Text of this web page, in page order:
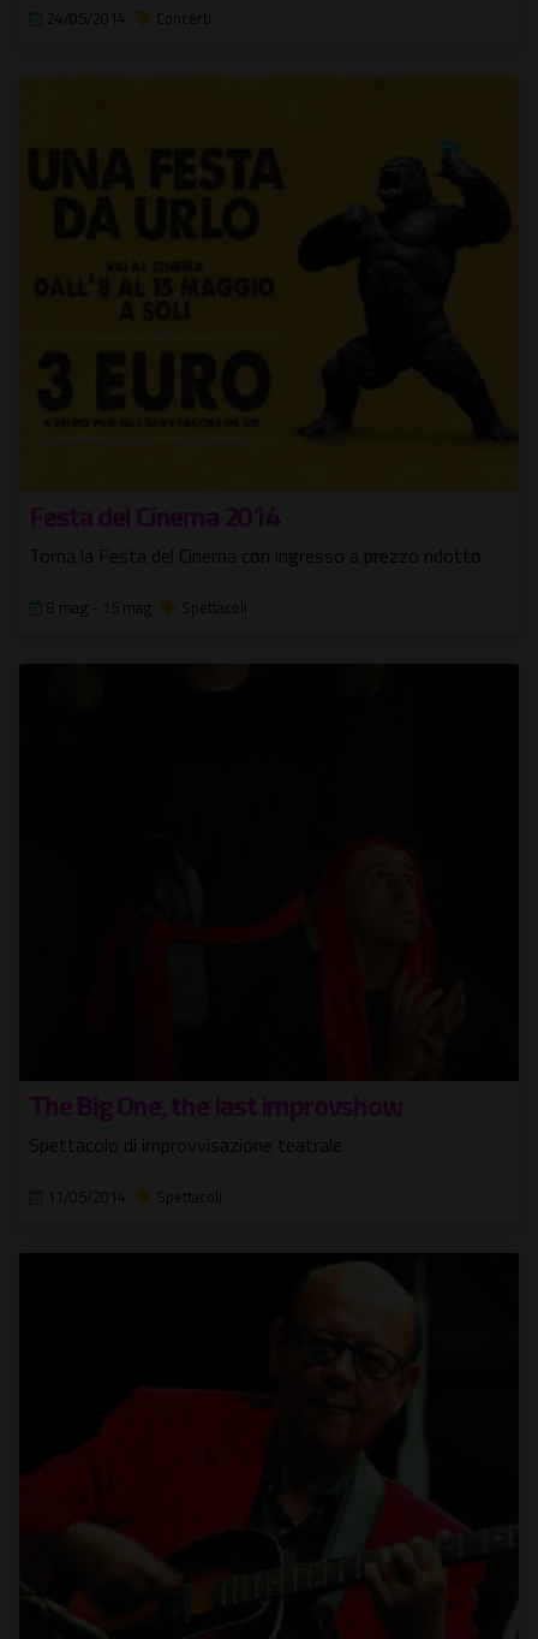
24/05/2014 Concerti
Festa del Cinema 2014
Torna la Festa del Cinema con ingresso a prezzo ridotto
8 mag - 15 mag Spettacoli
The Big One, the last improvshow
Spettacolo di improvvisazione teatrale
11/05/2014 Spettacoli